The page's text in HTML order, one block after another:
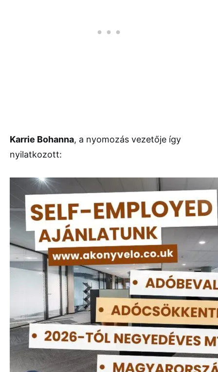
Karrie Bohanna, a nyomozás vezetője így
nyilatkozott: